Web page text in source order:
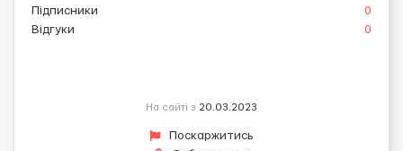
Підписники
0
Відгуки
0
На сайті з 20.03.2023
Поскаржитись